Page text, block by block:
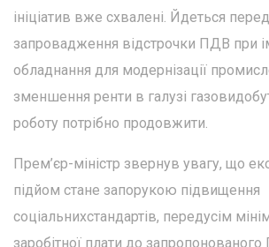
ініціатив вже схвалені. Йдеться
запровадження відстрочки ПДВ при
обладнання для модернізації
зменшення ренти в галузі
роботу потрібно продовжити.
Прем’єр-міністр звернув увагу, що
підйом стане запорукою підвищення
соціальнихстандартів, передусім
заробітної плати до